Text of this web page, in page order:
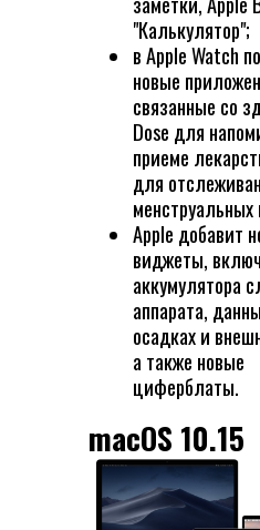
"Калькулятор";
в Apple Watch
новые
связанные со
Dose для
приеме
для
Apple добавит
виджеты,
аккумулятора
аппарата,
осадках и
а также новые
циферблаты.
macOS 10.15